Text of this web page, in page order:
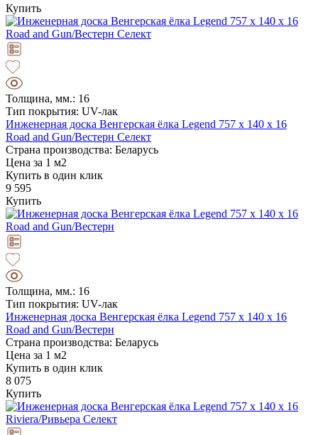
Купить
Толщина, мм.: 16
Тип покрытия: UV-лак
Инженерная доска Венгерская ёлка Legend 757 х 140 х 16
Road and Gun/Вестерн Селект
Страна производства: Беларусь
Цена за 1 м2
Купить в один клик
9 595
Купить
Толщина, мм.: 16
Тип покрытия: UV-лак
Инженерная доска Венгерская ёлка Legend 757 х 140 х 16
Road and Gun/Вестерн
Страна производства: Беларусь
Цена за 1 м2
Купить в один клик
8 075
Купить